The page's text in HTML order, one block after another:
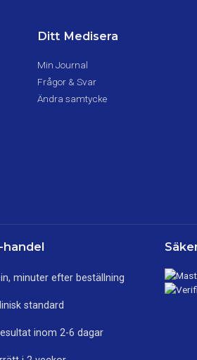
Ditt Medisera
Min Journal
Frågor & Svar
Ändra samtycke
minuter efter beställning
standard
inom 2-6 dagar